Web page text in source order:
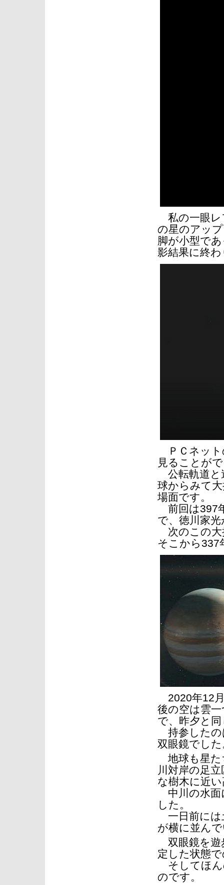
私の一眼レ
の星のアッ
脚が小型で
影結果に終
ＰＣネット
見ることが
公転軌道と
球からみて
場面です。
前回は397
で、徳川家
次のこの大
そこから337
2020年12
後の空は雲
で、昨夕と
持参したの
双眼鏡でした
地球も星た
川対岸の足
な樹木に近
中川の水面
した。
一日前には
が横に並ん
双眼鏡を遊
定した状態
そしてほん
のです。